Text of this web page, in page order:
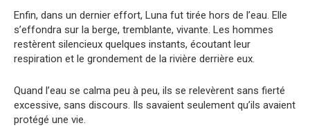
Enfin, dans un dernier effort, Luna fut tirée hors de l’eau. Elle
s’effondra sur la berge, tremblante, vivante. Les hommes
restèrent silencieux quelques instants, écoutant leur
respiration et le grondement de la rivière derrière eux.
Quand l’eau se calma peu à peu, ils se relevèrent sans fierté
excessive, sans discours. Ils savaient seulement qu’ils avaient
protégé une vie.